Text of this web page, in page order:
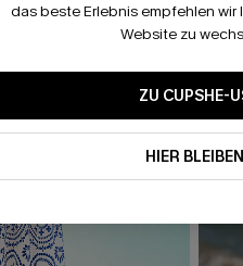
das beste Erlebnis empfehlen wir
Website zu
ZU CUPSHE-
HIER BLEIBEN